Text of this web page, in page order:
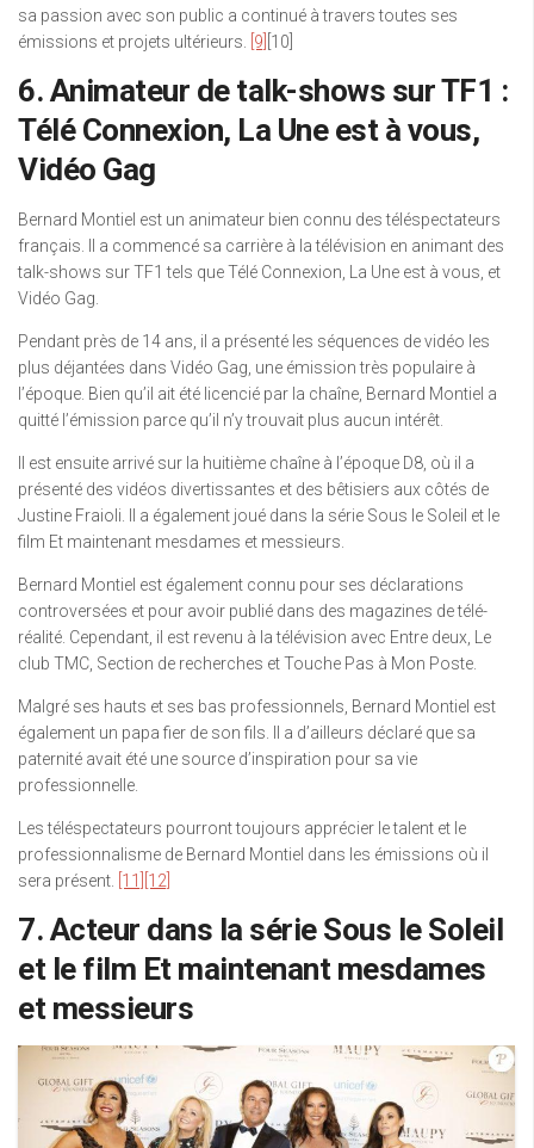
sa passion avec son public a continué à travers toutes ses
émissions et projets ultérieurs.
[9] [10]
6. Animateur de talk-shows sur TF1 :
Télé Connexion, La Une est à vous,
Vidéo Gag
Bernard Montiel est un animateur bien connu des téléspectateurs
français. Il a commencé sa carrière à la télévision en animant des
talk-shows sur TF1 tels que Télé Connexion, La Une est à vous, et
Vidéo Gag.
Pendant près de 14 ans, il a présenté les séquences de vidéo les
plus déjantées dans Vidéo Gag, une émission très populaire à
l’époque. Bien qu’il ait été licencié par la chaîne, Bernard Montiel a
quitté l’émission parce qu’il n’y trouvait plus aucun intérêt.
Il est ensuite arrivé sur la huitième chaîne à l’époque D8, où il a
présenté des vidéos divertissantes et des bêtisiers aux côtés de
Justine Fraioli. Il a également joué dans la série Sous le Soleil et le
film Et maintenant mesdames et messieurs.
Bernard Montiel est également connu pour ses déclarations
controversées et pour avoir publié dans des magazines de télé-
réalité. Cependant, il est revenu à la télévision avec Entre deux, Le
club TMC, Section de recherches et Touche Pas à Mon Poste.
Malgré ses hauts et ses bas professionnels, Bernard Montiel est
également un papa fier de son fils. Il a d’ailleurs déclaré que sa
paternité avait été une source d’inspiration pour sa vie
professionnelle.
Les téléspectateurs pourront toujours apprécier le talent et le
professionnalisme de Bernard Montiel dans les émissions où il
sera présent.
[11] [12]
7. Acteur dans la série Sous le Soleil
et le film Et maintenant mesdames
et messieurs